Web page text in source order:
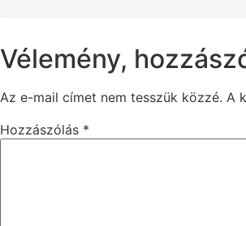
Vélemény,
Az e-mail címet nem tesszük közzé. A
Hozzászólás *